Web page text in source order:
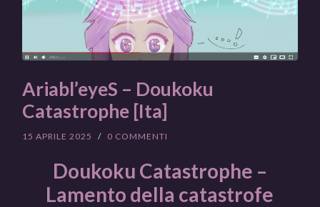
Ariabl’eyeS – Doukoku
Catastrophe [Ita]
15 APRILE 2025 / 0 COMMENTI
Doukoku Catastrophe –
Lamento della catastrofe